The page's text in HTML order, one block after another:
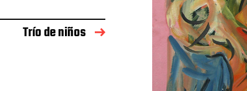
Trío de niños